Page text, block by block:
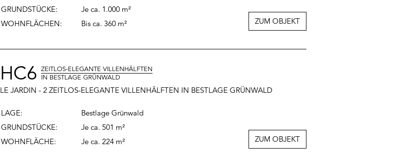
GRUNDSTÜCKE:
Je ca. 1.000 m²
WOHNFLÄCHEN: Bis ca. 360 m² ZUM OBJEKT
HC6 ZEITLOS-ELEGANTE VILLENHÄLFTEN
IN BESTLAGE GRÜNWALD
LE JARDIN - 2 ZEITLOS-ELEGANTE VILLENHÄLFTEN IN BESTLAGE GRÜNWALD
LAGE:
Bestlage Grünwald
GRUNDSTÜCKE:
Je ca. 501 m²
WOHNFLÄCHE: Je ca. 224 m² ZUM OBJEKT